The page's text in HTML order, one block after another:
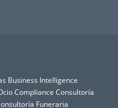
Business Intelligence
Compliance Consultoría
Funeraria